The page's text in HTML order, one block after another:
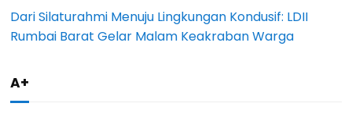
Dari Silaturahmi Menuju Lingkungan Kondusif: LDII
Rumbai Barat Gelar Malam Keakraban Warga
A+